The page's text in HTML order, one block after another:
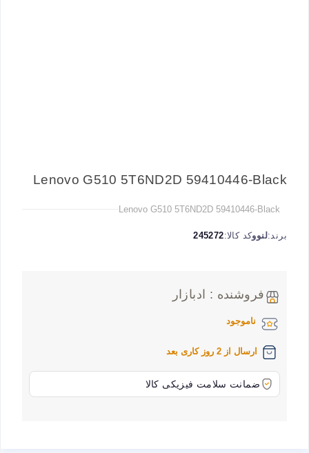
Lenovo G510 5T6ND2D 59410446-Black
Lenovo G510 5T6ND2D 59410446-Black
برند:لنووکد کالا:245272
فروشنده : ادبازار
ناموجود
ارسال از 2 روز کاری بعد
ضمانت سلامت فیزیکی کالا